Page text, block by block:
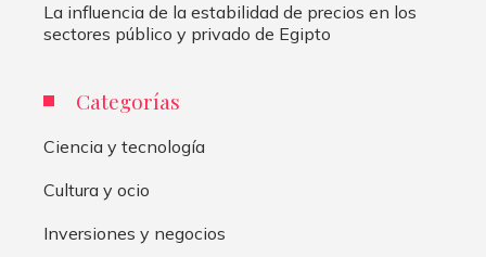
La influencia de la estabilidad de precios en los
sectores público y privado de Egipto
Categorías
Ciencia y tecnología
Cultura y ocio
Inversiones y negocios